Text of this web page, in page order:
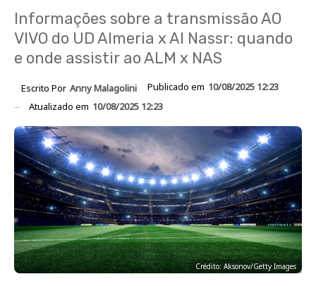
Informações sobre a transmissão AO
VIVO do UD Almeria x Al Nassr: quando
e onde assistir ao ALM x NAS
Escrito Por Anny Malagolini Publicado em 10/08/2025 12:23
Atualizado em 10/08/2025 12:23
Crédito: Aksonov/Getty Images